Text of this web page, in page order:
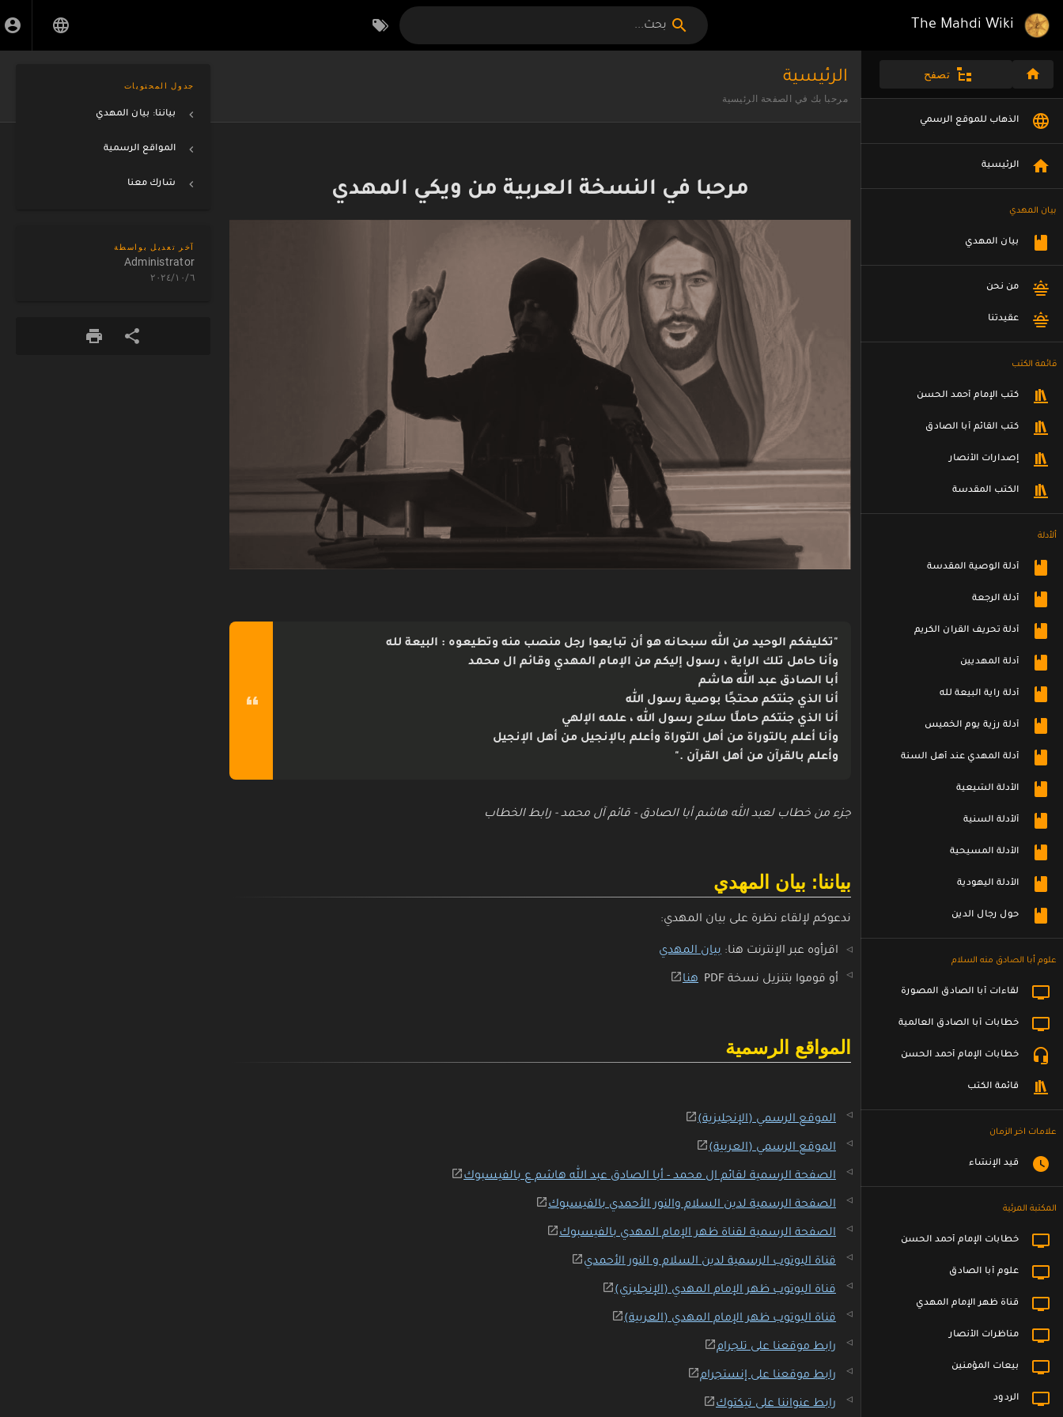
The Mahdi Wiki بحث...
تصفح
الذهاب للموقع الرسمي
الرئيسية
بيان المهدي
بيان المهدي
من نحن
عقيدتنا
قائمة الكتب
كتب الإمام أحمد الحسن
كتب القائم أبا الصادق
إصدارات الأنصار
الكتب المقدسة
ألأدلة
أدلة الوصية المقدسة
أدلة الرجعة
أدلة تحريف القران الكريم
أدلة المهديين
أدلة راية البيعة لله
أدلة رزية يوم الخميس
أدلة المهدي عند أهل السنة
الأدلة الشيعية
ألأدلة السنية
الأدلة المسيحية
الأدلة اليهودية
حول رجال الدين
علوم أبا الصادق منه السلام
لقاءات أبا الصادق المصورة
خطابات أبا الصادق العالمية
خطابات الإمام أحمد الحسن
قائمة الكتب
علامات اخر الزمان
قيد الإنشاء
المكتبة المرئية
خطابات الإمام أحمد الحسن
علوم أبا الصادق
قناة ظهر الإمام المهدي
مناظرات الأنصار
بيعات المؤمنين
الردود
الرئيسية
مرحبا بك في الصفحة الرئيسية
جدول المحتويات
بياننا: بيان المهدي
المواقع الرسمية
شارك معنا
آخر تعديل بواسطة
Administrator
٦/‏١٠/‏٢٠٢٤
مرحبا في النسخة العربية من ويكي المهدي
"تكليفكم الوحيد من الله سبحانه هو أن تبايعوا رجل منصب منه وتطيعوه : البيعة لله
وأنا حامل تلك الراية ، رسول إليكم من الإمام المهدي وقائم ال محمد
أبا الصادق عبد الله هاشم
أنا الذي جئتكم محتجًا بوصية رسول الله
أنا الذي جئتكم حاملًا سلاح رسول الله ، علمه الإلهي
وأنا أعلم بالتوراة من أهل التوراة وأعلم بالإنجيل من أهل الإنجيل
وأعلم بالقرآن من أهل القرآن ."
جزء من خطاب لعبد الله هاشم أبا الصادق - قائم آل محمد - رابط الخطاب
بياننا: بيان المهدي
ندعوكم لإلقاء نظرة على بيان المهدي:
اقرأوه عبر الإنترنت هنا: بيان المهدي
أو قوموا بتنزيل نسخة PDF هنا
المواقع الرسمية
الموقع الرسمي (الإنجليزية)
الموقع الرسمي (العربية)
الصفحة الرسمية لقائم ال محمد - أبا الصادق عبد الله هاشم ع بالفيسبوك
الصفحة الرسمية لدين السلام والنور الأحمدي بالفيسبوك
الصفحة الرسمية لقناة ظهر الإمام المهدي بالفيسبوك
قناة اليوتوب الرسمية لدين السلام و النور الأحمدي
قناة اليوتوب ظهر الإمام المهدي (الإنجليزي)
قناة اليوتوب ظهر الإمام المهدي (العربية)
رابط موقعنا على تلجرام
رابط موقعنا على إنستجرام
رابط عنواننا على تيكتوك